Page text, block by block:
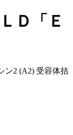
Ｄ「Ｅ
ン2 (A2) 受容体拮